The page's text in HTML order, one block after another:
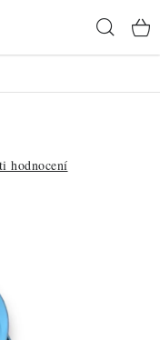
hodnocení